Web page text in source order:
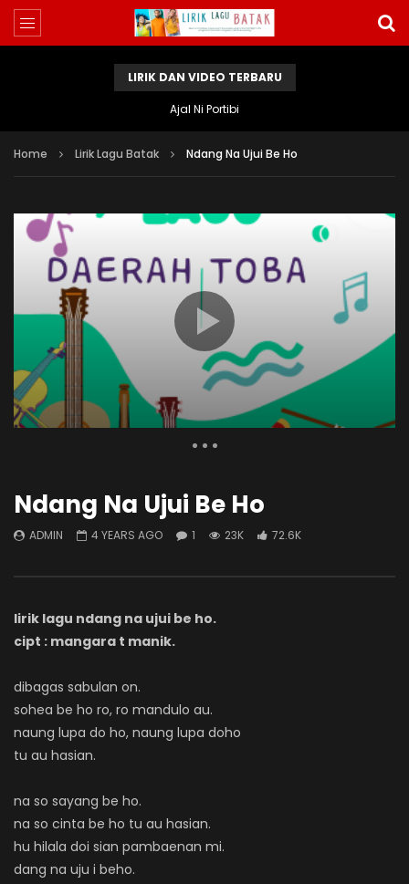
LIRIK DAN VIDEO TERBARU
Ajal Ni Portibi
Home Lirik Lagu Batak Ndang Na Ujui Be Ho
1 Comment
Ndang Na Ujui Be Ho
ADMIN 4 YEARS AGO 1 23K 72.6K
lirik lagu ndang na ujui be ho.
cipt : mangara t manik.
dibagas sabulan on.
sohea be ho ro, ro mandulo au.
naung lupa do ho, naung lupa doho
tu au hasian.
na so sayang be ho.
na so cinta be ho tu au hasian.
hu hilala doi sian pambaenan mi.
dang na uju i beho.